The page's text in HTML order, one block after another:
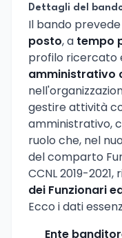
Dettagli del
Il bando
posto, a tempo
profilo ricercato
amministrativo
gestire attività
amministrativo,
ruolo che, nel
del comparto
CCNL 2019-
dei Funzionari
Ecco i dati
Ente